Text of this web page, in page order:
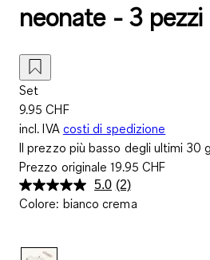
neonate - 3 pezzi
Set
9.95 CHF
incl. IVA costi di spedizione
Il prezzo più basso degli ultimi 30
Prezzo originale19.95 CHF
5.0 Leggi
2
(2)
Colore: bianco crema